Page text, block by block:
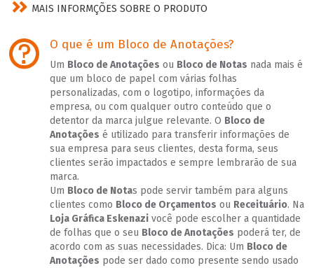
MAIS INFORMÇÕES SOBRE O PRODUTO
O que é um Bloco de Anotações?
Um Bloco de Anotações ou Bloco de Notas nada mais é
que um bloco de papel com várias folhas
personalizadas, com o logotipo, informações da
empresa, ou com qualquer outro conteúdo que o
detentor da marca julgue relevante. O Bloco de
Anotações é utilizado para transferir informações de
sua empresa para seus clientes, desta forma, seus
clientes serão impactados e sempre lembrarão de sua
marca.
Um Bloco de Notas pode servir também para alguns
clientes como Bloco de Orçamentos ou Receituário. Na
Loja Gráfica Eskenazivocê pode escolher a quantidade
de folhas que o seu Bloco de Anotações poderá ter, de
acordo com as suas necessidades. Dica: Um Bloco de
Anotações pode ser dado como presente sendo usado